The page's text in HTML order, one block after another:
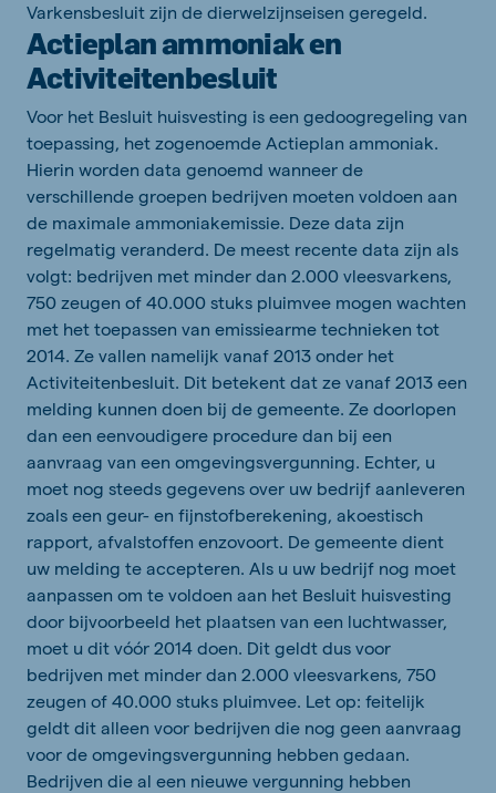
Varkensbesluit zijn de dierwelzijnseisen geregeld.
Actieplan ammoniak en
Activiteitenbesluit
Voor het Besluit huisvesting is een gedoogregeling van
toepassing, het zogenoemde Actieplan ammoniak.
Hierin worden data genoemd wanneer de
verschillende groepen bedrijven moeten voldoen aan
de maximale ammoniakemissie. Deze data zijn
regelmatig veranderd. De meest recente data zijn als
volgt: bedrijven met minder dan 2.000 vleesvarkens,
750 zeugen of 40.000 stuks pluimvee mogen wachten
met het toepassen van emissiearme technieken tot
2014. Ze vallen namelijk vanaf 2013 onder het
Activiteitenbesluit. Dit betekent dat ze vanaf 2013 een
melding kunnen doen bij de gemeente. Ze doorlopen
dan een eenvoudigere procedure dan bij een
aanvraag van een omgevingsvergunning. Echter, u
moet nog steeds gegevens over uw bedrijf aanleveren
zoals een geur- en fijnstofberekening, akoestisch
rapport, afvalstoffen enzovoort. De gemeente dient
uw melding te accepteren. Als u uw bedrijf nog moet
aanpassen om te voldoen aan het Besluit huisvesting
door bijvoorbeeld het plaatsen van een luchtwasser,
moet u dit vóór 2014 doen. Dit geldt dus voor
bedrijven met minder dan 2.000 vleesvarkens, 750
zeugen of 40.000 stuks pluimvee. Let op: feitelijk
geldt dit alleen voor bedrijven die nog geen aanvraag
voor de omgevingsvergunning hebben gedaan.
Bedrijven die al een nieuwe vergunning hebben